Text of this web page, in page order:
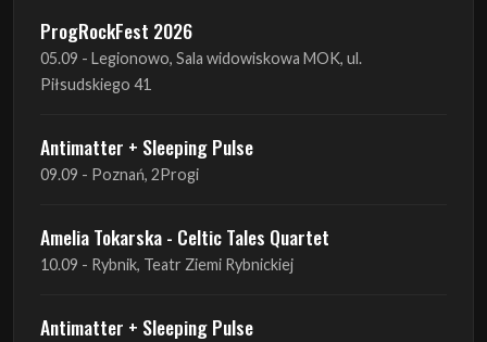
ProgRockFest 2026
05.09 - Legionowo, Sala widowiskowa MOK, ul.
Piłsudskiego 41
Antimatter + Sleeping Pulse
09.09 - Poznań, 2Progi
Amelia Tokarska - Celtic Tales Quartet
10.09 - Rybnik, Teatr Ziemi Rybnickiej
Antimatter + Sleeping Pulse